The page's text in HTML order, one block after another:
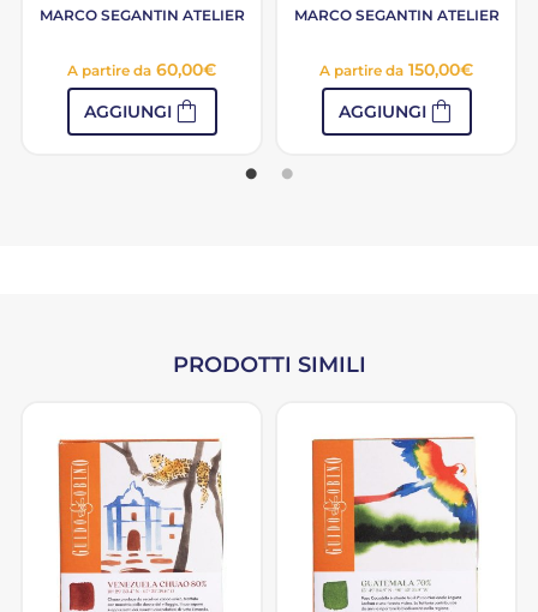
MARCO SEGANTIN ATELIER
A partire da 60,00€
AGGIUNGIshopping_bag
MARCO SEGANTIN ATELIER
A partire da 150,00€
AGGIUNGIshopping_bag
PRODOTTI SIMILI